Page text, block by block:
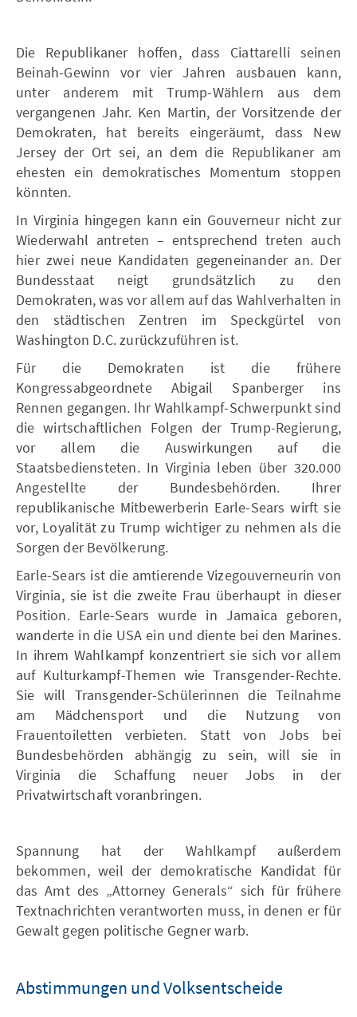
Die Republikaner hoffen, dass Ciattarelli seinen
Beinah-Gewinn vor vier Jahren ausbauen kann,
unter anderem mit Trump-Wählern aus dem
vergangenen Jahr. Ken Martin, der Vorsitzende der
Demokraten, hat bereits eingeräumt, dass New
Jersey der Ort sei, an dem die Republikaner am
ehesten ein demokratisches Momentum stoppen
könnten.
In Virginia hingegen kann ein Gouverneur nicht zur
Wiederwahl antreten – entsprechend treten auch
hier zwei neue Kandidaten gegeneinander an. Der
Bundesstaat neigt grundsätzlich zu den
Demokraten, was vor allem auf das Wahlverhalten in
den städtischen Zentren im Speckgürtel von
Washington D.C. zurückzuführen ist.
Für die Demokraten ist die frühere
Kongressabgeordnete Abigail Spanberger ins
Rennen gegangen. Ihr Wahlkampf-Schwerpunkt sind
die wirtschaftlichen Folgen der Trump-Regierung,
vor allem die Auswirkungen auf die
Staatsbediensteten. In Virginia leben über 320.000
Angestellte der Bundesbehörden. Ihrer
republikanische Mitbewerberin Earle-Sears wirft sie
vor, Loyalität zu Trump wichtiger zu nehmen als die
Sorgen der Bevölkerung.
Earle-Sears ist die amtierende Vizegouverneurin von
Virginia, sie ist die zweite Frau überhaupt in dieser
Position. Earle-Sears wurde in Jamaica geboren,
wanderte in die USA ein und diente bei den Marines.
In ihrem Wahlkampf konzentriert sie sich vor allem
auf Kulturkampf-Themen wie Transgender-Rechte.
Sie will Transgender-Schülerinnen die Teilnahme
am Mädchensport und die Nutzung von
Frauentoiletten verbieten. Statt von Jobs bei
Bundesbehörden abhängig zu sein, will sie in
Virginia die Schaffung neuer Jobs in der
Privatwirtschaft voranbringen.
Spannung hat der Wahlkampf außerdem
bekommen, weil der demokratische Kandidat für
das Amt des „Attorney Generals“ sich für frühere
Textnachrichten verantworten muss, in denen er für
Gewalt gegen politische Gegner warb.
Abstimmungen und Volksentscheide